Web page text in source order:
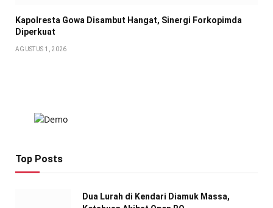
Kapolresta Gowa Disambut Hangat, Sinergi Forkopimda
Diperkuat
AGUSTUS 1, 2026
Top Posts
Dua Lurah di Kendari Diamuk Massa,